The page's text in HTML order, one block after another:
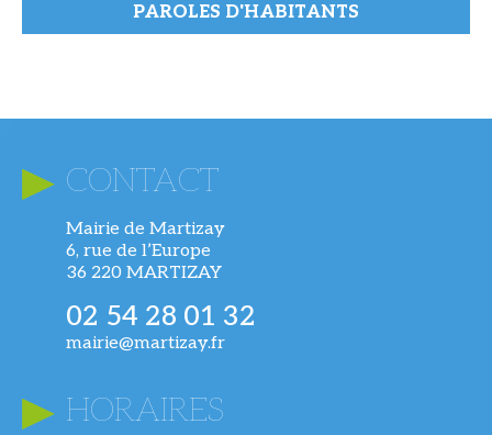
PAROLES D'HABITANTS
CONTACT
Mairie de Martizay
6, rue de l’Europe
36 220 MARTIZAY
02 54 28 01 32
mairie@martizay.fr
HORAIRES